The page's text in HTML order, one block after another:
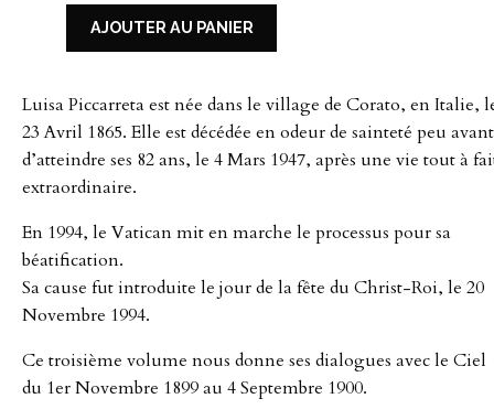
Piccarreta
-
Le
Livre
du
AJOUTER AU PANIER
Luisa Piccarreta est née dans le village de Corato, en Italie,
23 Avril 1865. Elle est décédée en odeur de sainteté peu avant
d’atteindre ses 82 ans, le 4 Mars 1947, après une vie tout à
extraordinaire.
En 1994, le Vatican mit en marche le processus pour sa
béatification.
Sa cause fut introduite le jour de la fête du Christ-Roi, le 20
Novembre 1994.
Ce troisième volume nous donne ses dialogues avec le Ciel
du 1er Novembre 1899 au 4 Septembre 1900.